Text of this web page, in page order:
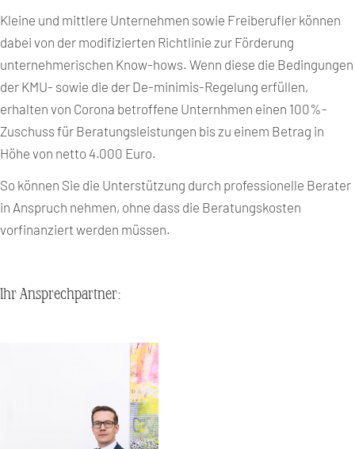
Kleine und mittlere Unternehmen sowie Freiberufler können
dabei von der modifizierten Richtlinie zur Förderung
unternehmerischen Know-hows. Wenn diese die Bedingungen
der KMU- sowie die der De-minimis-Regelung erfüllen,
erhalten von Corona betroffene Unternhmen einen 100%-
Zuschuss für Beratungsleistungen bis zu einem Betrag in
Höhe von netto 4.000 Euro.
So können Sie die Unterstützung durch professionelle Berater
in Anspruch nehmen, ohne dass die Beratungskosten
vorfinanziert werden müssen.
Ihr Ansprechpartner: